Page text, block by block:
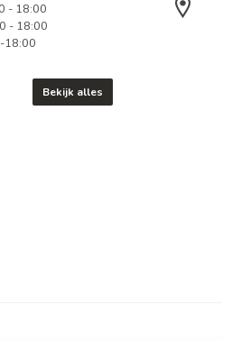
- 18:00
- 18:00
18:00
Bekijk alles